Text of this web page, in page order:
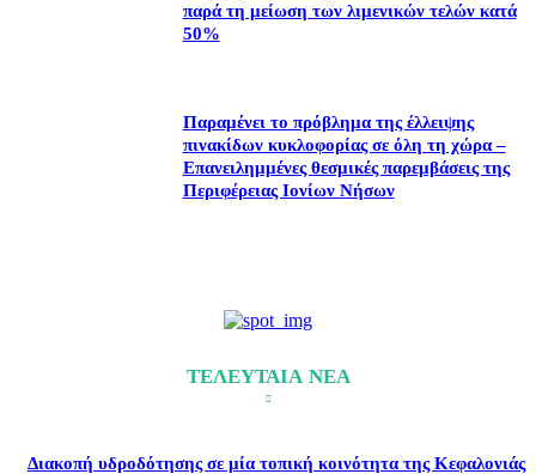
παρά τη μείωση των λιμενικών τελών κατά
50%
Παραμένει το πρόβλημα της έλλειψης
πινακίδων κυκλοφορίας σε όλη τη χώρα –
Επανειλημμένες θεσμικές παρεμβάσεις της
Περιφέρειας Ιονίων Νήσων
ΤΕΛΕΥΤΑΙΑ ΝΕΑ
Διακοπή υδροδότησης σε μία τοπική κοινότητα της Κεφαλονιάς